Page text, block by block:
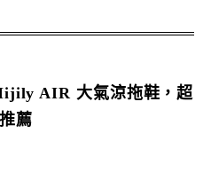
AIR 大氣涼拖鞋，超
薦